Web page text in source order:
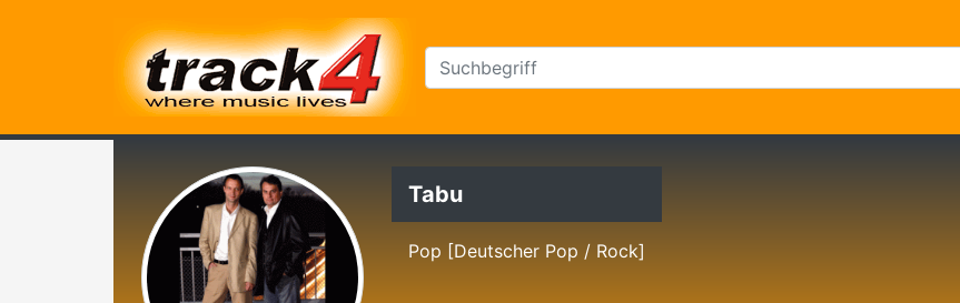
Tabu
Pop [Deutscher Pop / Rock]